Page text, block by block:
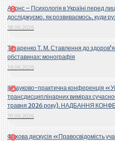
Анонс – Психологія в Україні перед
досліджуємо, як розвиваємось, куди
18.06.2026
Титаренко Т. М. Ставлення до
обставинах: монографія
16.06.2026
ІІ Науково-практична конференція
трансдисциплінарних вимірах
травня 2026 року). НАДБАННЯ
10.06.2026
Фахова дискусія «Правосвідомість